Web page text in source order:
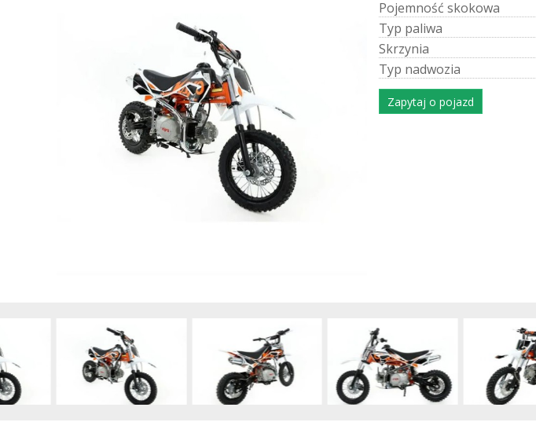
Pojemność skokowa
Typ paliwa
Skrzynia
Typ nadwozia
Zapytaj o pojazd